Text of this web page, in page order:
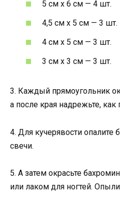
5 cм x 6 cм — 4 шт.
4,5 cм x 5 cм — 3 шт.
4 cм x 5 cм — 3 шт.
3 cм x 3 см — 3 шт.
3. Каждый прямоугольник
а после края надрежьте, как
4. Для кучерявости
свечи.
5. А затем окрасьте
или лаком для ногтей.